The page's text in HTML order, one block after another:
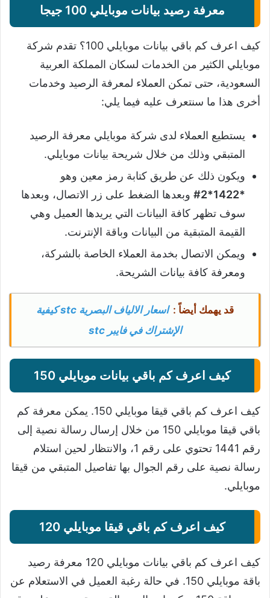
معرفة رصيد بيانات موبايلي 100 جيجا
كيف اعرف كم باقي بيانات موبايلي 100؟ تقدم شركة
موبايلي الكثير من الخدمات لسكان المملكة العربية
السعودية، حتى تمكن العملاء لمعرفة الرصيد وخدمات
أخرى هذا ما سنتعرف عليه فيما يلي:
يستطيع العملاء لدى شركة موبايلي معرفة الرصيد
المتبقي وذلك من خلال شريحة بيانات موبايلي.
ويكون ذلك عن طريق كتابة رمز معين وهو
*1422*2#
وبعدها الضغط على زر الاتصال، وبعدها
سوف تظهر كافة البيانات التي يريدها العميل وهي
القيمة المتبقية من البيانات وباقة الإنترنت.
ويمكن الاتصال بخدمة العملاء الخاصة بالشركة،
ومعرفة كافة بيانات الشريحة.
قد يهمك أيضاً :
اسعار الالياف البصرية stc كيفية
الإشتراك في فايبر stc
كيف اعرف كم باقي بيانات موبايلي 150
كيف اعرف كم باقي قيقا موبايلي 150. يمكن معرفة كم
باقي قيقا موبايلي 150 من خلال إرسال رسالة نصية إلى
رقم 1441 تحتوي على رقم 1، والانتظار لحين استلام
رسالة نصية على رقم الجوال بها تفاصيل المتبقي من قيقا
موبايلي.
كيف اعرف كم باقي قيقا موبايلي 120
كيف اعرف كم باقي بيانات موبايلي 120 معرفة رصيد
باقة موبايلي 150. في حالة رغبة العميل في الاستعلام عن